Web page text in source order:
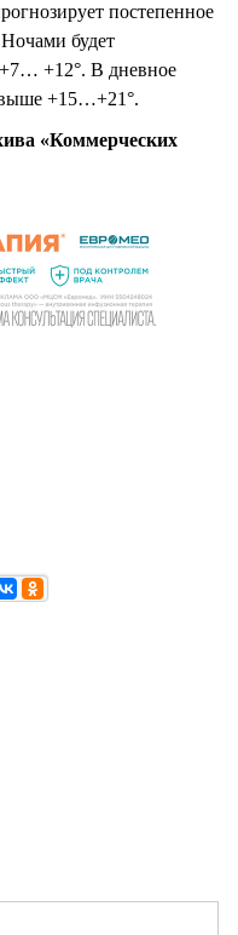
постепенное
будет
+7… +12°. В дневное
выше +15…+21°.
«Коммерческих